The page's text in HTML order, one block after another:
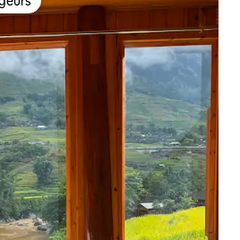
les plus appréciés